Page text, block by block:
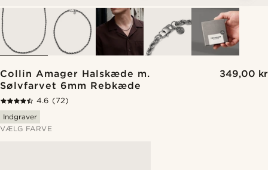
Collin Amager Halskæde m.
Sølvfarvet 6mm Rebkæde
349,00 kr
4.6 (72)
Indgraver
VÆLG FARVE